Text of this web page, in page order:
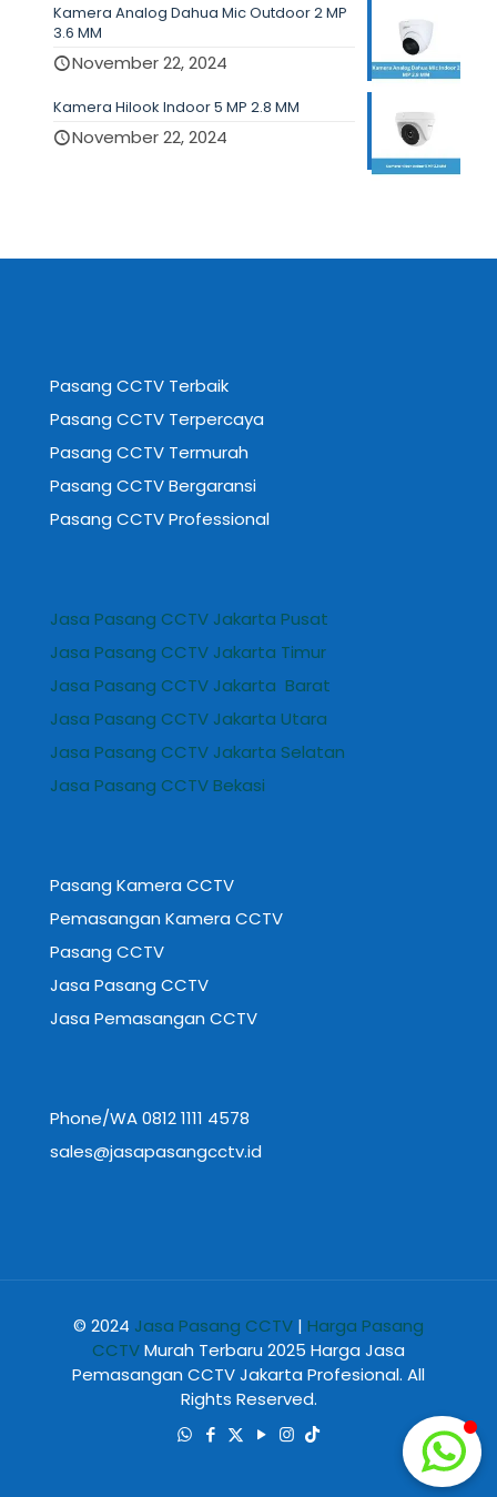
Kamera Analog Dahua Mic Outdoor 2 MP
3.6 MM
November 22, 2024
Kamera Hilook Indoor 5 MP 2.8 MM
November 22, 2024
Pasang CCTV Terbaik
Pasang CCTV Terpercaya
Pasang CCTV Termurah
Pasang CCTV Bergaransi
Pasang CCTV Professional
Jasa Pasang CCTV Jakarta Pusat
Jasa Pasang CCTV Jakarta Timur
Jasa Pasang CCTV Jakarta Barat
Jasa Pasang CCTV Jakarta Utara
Jasa Pasang CCTV Jakarta Selatan
Jasa Pasang CCTV Bekasi
Pasang Kamera CCTV
Pemasangan Kamera CCTV
Pasang CCTV
Jasa Pasang CCTV
Jasa Pemasangan CCTV
Phone/WA 0812 1111 4578
sales@jasapasangcctv.id
© 2024 Jasa Pasang CCTV | Harga Pasang
CCTVMurah Terbaru 2025 Harga Jasa
Pemasangan CCTV Jakarta Profesional. All
Rights Reserved.